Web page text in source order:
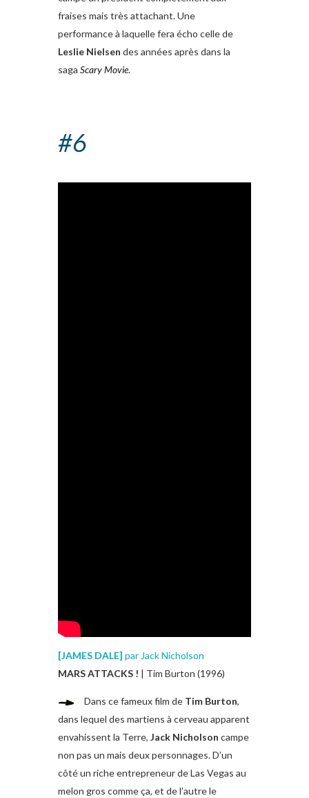
fraises mais très attachant. Une
performance à laquelle fera écho celle de
Leslie Nielsen des années après dans la
saga Scary Movie.
#6
[JAMES DALE] par Jack Nicholson
MARS ATTACKS ! | Tim Burton (1996)
Dans ce fameux film de Tim Burton,
dans lequel des martiens à cerveau apparent
envahissent la Terre, Jack Nicholson campe
non pas un mais deux personnages. D’un
côté un riche entrepreneur de Las Vegas au
melon gros comme ça, et de l’autre le